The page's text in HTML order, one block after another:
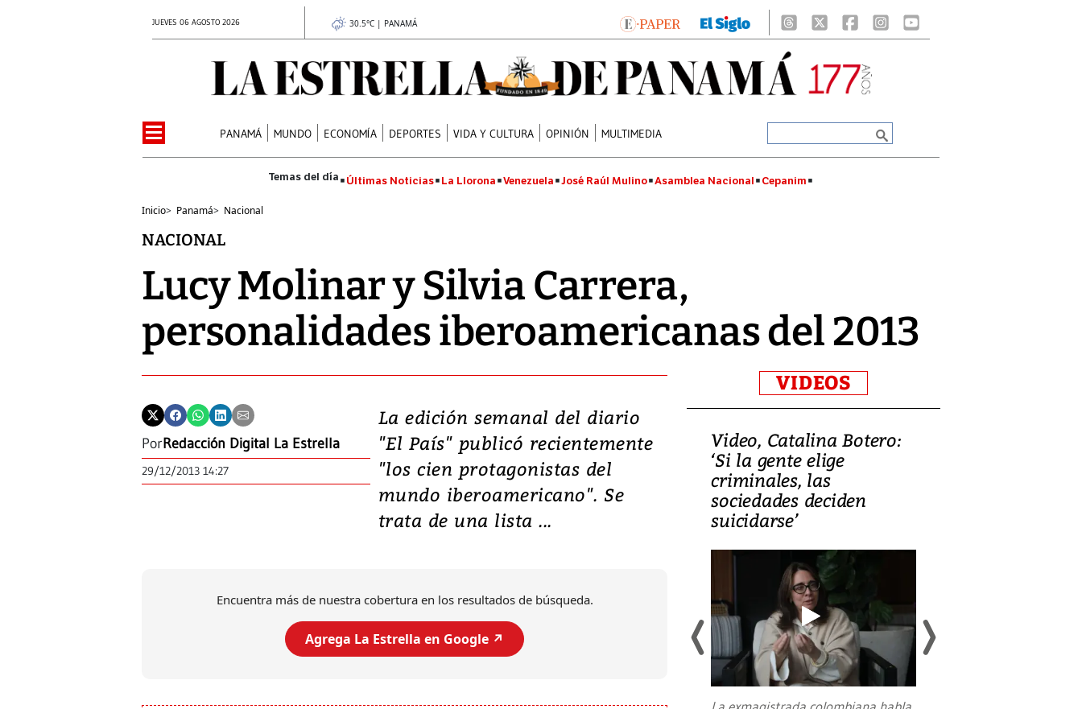
JUEVES 06 AGOSTO 2026 30.5°C | PANAMÁ
PANAMÁ MUNDO ECONOMÍA DEPORTES VIDA Y CULTURA OPINIÓN MULTIMEDIA
Últimas Noticias La Llorona Venezuela José Raúl Mulino Asamblea Nacional Cepanim
Inicio> Panamá> Nacional
NACIONAL
Lucy Molinar y Silvia Carrera,
personalidades iberoamericanas del 2013
PorRedacción Digital La Estrella
29/12/2013 14:27
La edición semanal del diario
"El País" publicó recientemente
"los cien protagonistas del
mundo iberoamericano". Se
trata de una lista ...
Encuentra más de nuestra cobertura en los resultados de búsqueda.
Agrega La Estrella en Google ↗️
VIDEOS
Video, Japón: Terremoto
deja heridos y graves
daños en Kumamoto
Video, Catalina Botero:
‘Si la gente elige
criminales, las
sociedades deciden
suicidarse’